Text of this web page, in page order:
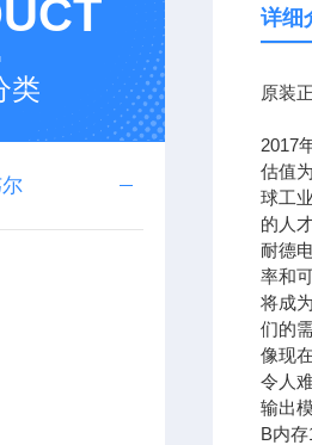
类
详细
原装
2017
估值
球工
的人
耐德
率和
将成
们的
像现
令人
输出
B内